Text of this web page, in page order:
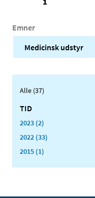
Emner
Medicinsk udstyr
Alle (37)
TID
2023 (2)
2022 (33)
2015 (1)